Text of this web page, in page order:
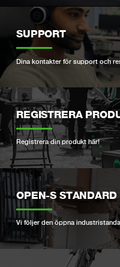
SUPPORT
Dina kontakter för support och
REGISTRERA
Registrera din produkt här!
OPEN-S STANDARD
Vi följer den öppna